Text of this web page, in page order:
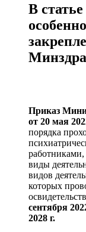
В
Приказ
от 20 мая
порядка
виды
видов
которых
сентября
2028 г.